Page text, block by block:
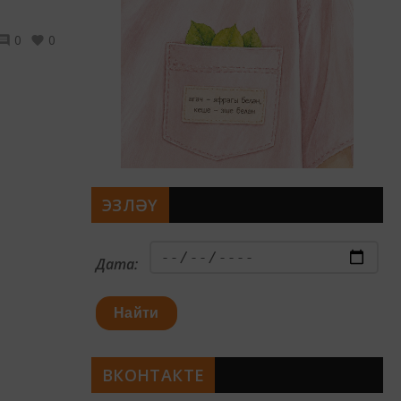
0 0
ЭЗЛӘҮ
Дата:
Найти
ВКОНТАКТЕ